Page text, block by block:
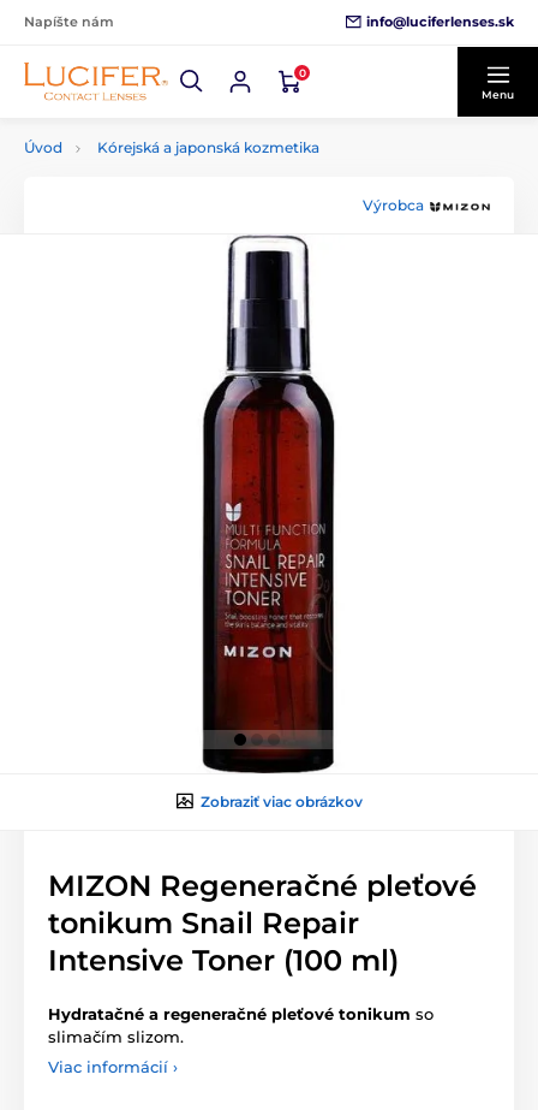
Napíšte nám info@luciferlenses.sk
0
Menu
Úvod Kórejská a japonská kozmetika
Výrobca
Zobraziť viac obrázkov
MIZON Regeneračné pleťové
tonikum Snail Repair
Intensive Toner (100 ml)
Hydratačné a regeneračné pleťové tonikum so
slimačím slizom.
Viac informácií ›